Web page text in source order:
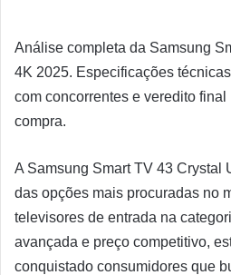
Análise completa da Samsung
4K 2025. Especificações
com concorrentes e veredito
compra.
A Samsung Smart TV 43 Crystal
das opções mais procuradas no
televisores de entrada na
avançada e preço competitivo,
conquistado consumidores que